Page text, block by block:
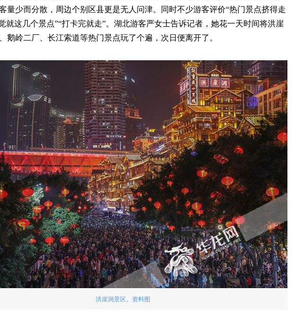
量少而分散，周边个别区县更是无人问津。同时不少游客评价“热门景点挤得走
就这几个景点”“打卡完就走”。湖北游客严女士告诉记者，她花一天时间将洪崖
鹅岭二厂、长江索道等热门景点玩了个遍，次日便离开了。
洪崖洞景区。资料图